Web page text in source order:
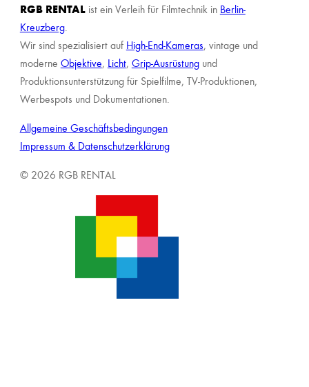
RGB RENTAList ein Verleih für Filmtechnik in Berlin-
Kreuzberg.
Wir sind spezialisiert auf High-End-Kameras, vintage und
moderne Objektive, Licht, Grip-Ausrüstungund
Produktionsunterstützung für Spielfilme, TV-Produktionen,
Werbespots und Dokumentationen.
Allgemeine Geschäftsbedingungen
Impressum & Datenschutzerklärung
© 2026 RGB RENTAL